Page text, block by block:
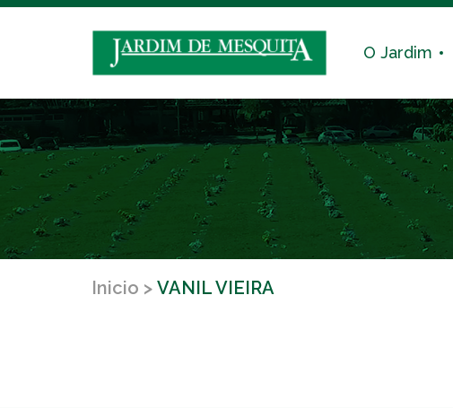
O Jardim
Inicio VANIL VIEIRA